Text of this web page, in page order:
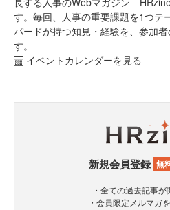
す。毎回、人事の重要課題を1つテ
パードが持つ知見・経験を、参加
す。
イベントカレンダーを見る
新規会員登録 無
・全ての過去記事
・会員限定メルマガ